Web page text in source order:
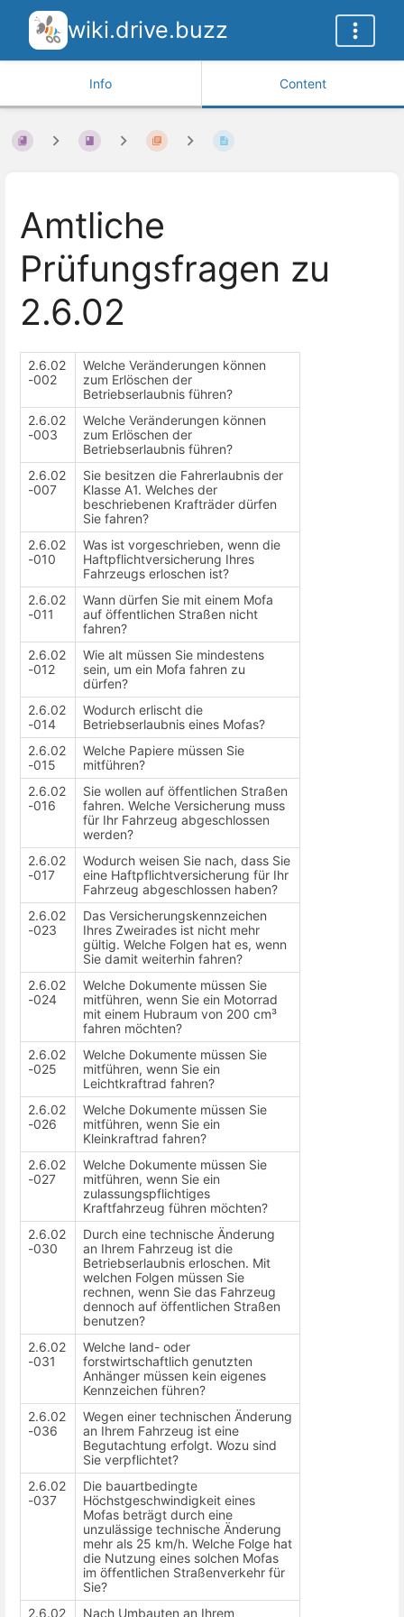
wiki.drive.buzz
Info Content
Amtliche
Prüfungsfragen zu
2.6.02
2.6.02
-002
Welche Veränderungen können
zum Erlöschen der
Betriebserlaubnis führen?
2.6.02
-003
Welche Veränderungen können
zum Erlöschen der
Betriebserlaubnis führen?
2.6.02
-007
Sie besitzen die Fahrerlaubnis der
Klasse A1. Welches der
beschriebenen Krafträder dürfen
Sie fahren?
2.6.02
-010
Was ist vorgeschrieben, wenn die
Haftpflichtversicherung Ihres
Fahrzeugs erloschen ist?
2.6.02
-011
Wann dürfen Sie mit einem Mofa
auf öffentlichen Straßen nicht
fahren?
2.6.02
-012
Wie alt müssen Sie mindestens
sein, um ein Mofa fahren zu
dürfen?
2.6.02
-014
Wodurch erlischt die
Betriebserlaubnis eines Mofas?
2.6.02
-015
Welche Papiere müssen Sie
mitführen?
2.6.02
-016
Sie wollen auf öffentlichen Straßen
fahren. Welche Versicherung muss
für Ihr Fahrzeug abgeschlossen
werden?
2.6.02
-017
Wodurch weisen Sie nach, dass Sie
eine Haftpflichtversicherung für Ihr
Fahrzeug abgeschlossen haben?
2.6.02
-023
Das Versicherungskennzeichen
Ihres Zweirades ist nicht mehr
gültig. Welche Folgen hat es, wenn
Sie damit weiterhin fahren?
2.6.02
-024
Welche Dokumente müssen Sie
mitführen, wenn Sie ein Motorrad
mit einem Hubraum von 200 cm³
fahren möchten?
2.6.02
-025
Welche Dokumente müssen Sie
mitführen, wenn Sie ein
Leichtkraftrad fahren?
2.6.02
-026
Welche Dokumente müssen Sie
mitführen, wenn Sie ein
Kleinkraftrad fahren?
2.6.02
-027
Welche Dokumente müssen Sie
mitführen, wenn Sie ein
zulassungspflichtiges
Kraftfahrzeug führen möchten?
2.6.02
-030
Durch eine technische Änderung
an Ihrem Fahrzeug ist die
Betriebserlaubnis erloschen. Mit
welchen Folgen müssen Sie
rechnen, wenn Sie das Fahrzeug
dennoch auf öffentlichen Straßen
benutzen?
2.6.02
-031
Welche land- oder
forstwirtschaftlich genutzten
Anhänger müssen kein eigenes
Kennzeichen führen?
2.6.02
-036
Wegen einer technischen Änderung
an Ihrem Fahrzeug ist eine
Begutachtung erfolgt. Wozu sind
Sie verpflichtet?
2.6.02
-037
Die bauartbedingte
Höchstgeschwindigkeit eines
Mofas beträgt durch eine
unzulässige technische Änderung
mehr als 25 km/h. Welche Folge hat
die Nutzung eines solchen Mofas
im öffentlichen Straßenverkehr für
Sie?
2.6.02
Nach Umbauten an Ihrem